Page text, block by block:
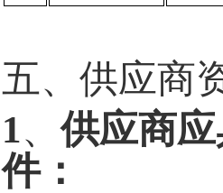
五、供应商
1、供应商
件：